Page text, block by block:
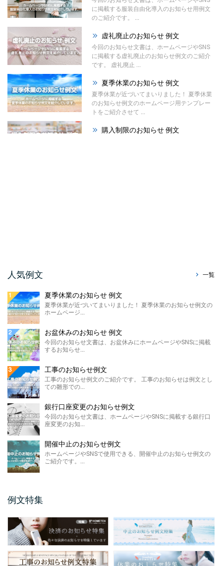
に掲載する服装自由化導入のお知らせ用例文
のご紹介です。 ...
虚礼廃止のお知らせ 例文
今回のお知らせ文書は、ホームページやSNS
に掲載する虚礼廃止のお知らせ例文のご紹介
です。 虚礼廃止 ...
夏季休業のお知らせ 例文
夏季休業が近づいてまいりました！ 夏季休業
のお知らせ例文のホームページ用テンプレー
トをご紹介させて ...
購入制限のお知らせ 例文
する販売休止のお知らせテンプレートのご紹
介です。 こちらに ...
ホームページやSNSに掲載する製造終了のお
知らせ例文のご紹介です。 材料の高騰や需要
の低下による製 ...
価格改定のお知らせ例文
今回のお知らせ文書は、ホームページに掲載
FAX廃止のお知らせ 例 ...
るペーパ ...
メールアドレス変更のお知 ...
保護者説明会のご案内例文のご紹介です。 保
護者説明会のご案内例文は、小学校、中学
校、高校などの学校 ...
仕様変更のお知らせ 例文
人気例文 一覧
夏季休業のお知らせ 例文
夏季休業が近づいてまいりました！ 夏季休業のお知らせ例文の
ホームページ...
お盆休みのお知らせ 例文
今回のお知らせ文書は、お盆休みにホームページやSNSに掲載
するお知らせ...
工事のお知らせ例文
工事のお知らせ例文のご紹介です。 工事のお知らせは例文とし
ての雛形での...
銀行口座変更のお知らせ例文
今回のお知らせ文書は、ホームページやSNSに掲載する銀行口
座変更のお知...
開催中止のお知らせ例文
ホームページやSNSで使用できる、開催中止のお知らせ例文の
ご紹介です。...
例文特集